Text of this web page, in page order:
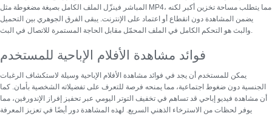
المباشر فينزّل الملف الكامل بصيغة مضغوطة مثل MP4، مما يتطلب مساحة تخزين أكبر لكنه
يضمن المشاهدة دون انقطاع أو اعتماد على الإنترنت. يبقى الفرق الجوهري بين التحميل
فوائد مشاهدة الأفلام الإباحية للمستخدم
يمكن للمستخدم أن يجد في فوائد مشاهدة الأفلام الإباحية وسيلة لاستكشاف الرغبات
الجنسية دون ضغوط اجتماعية، مما يمنحه فرصة للتعرف على تفضيلاته الشخصية بأمان. كما
أن مشاهدة فيديو إباحي قد تساهم في تخفيف التوتر اليومي عبر تحفيز إفراز الإندورفين، مما
يوفر لحظات من الاسترخاء الذهني السريع. لهذه المشاهدة دور أيضًا في تعزيز المعرفة